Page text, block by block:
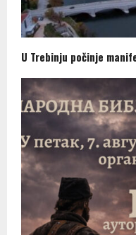
U Trebinju počinje